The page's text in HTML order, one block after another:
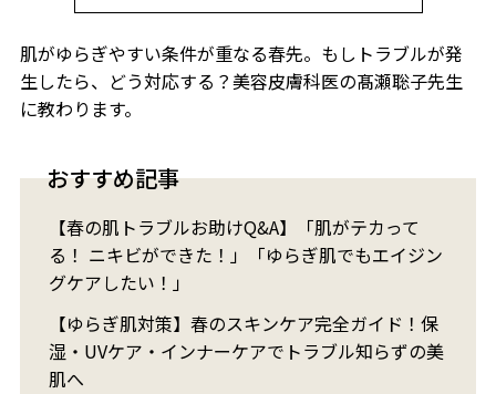
肌がゆらぎやすい条件が重なる春先。もしトラブルが発
生したら、どう対応する？美容皮膚科医の髙瀬聡子先生
に教わります。
おすすめ記事
【春の肌トラブルお助けQ&A】「肌がテカって
る！ ニキビができた！」「ゆらぎ肌でもエイジン
グケアしたい！」
【ゆらぎ肌対策】春のスキンケア完全ガイド！保
湿・UVケア・インナーケアでトラブル知らずの美
肌へ